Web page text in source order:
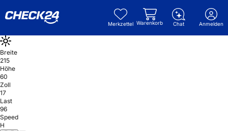
Merkzettel Warenkorb Chat Anmelden
Breite
215
Höhe
60
Zoll
17
Last
96
Speed
H